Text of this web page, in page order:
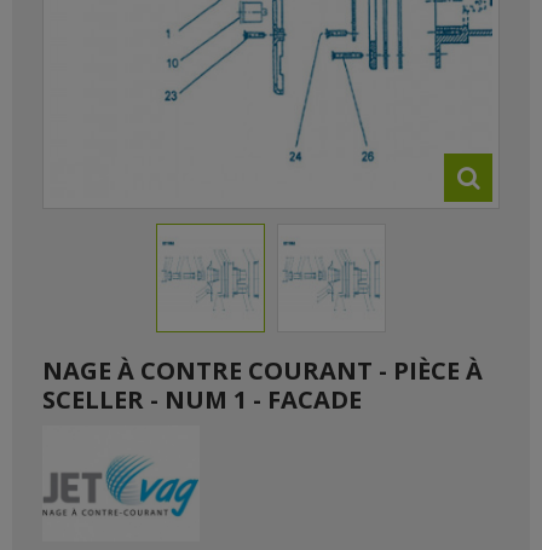
NAGE À CONTRE COURANT - PIÈCE À
SCELLER - NUM 1 - FACADE